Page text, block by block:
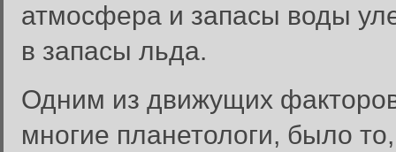
атмосфера и запасы воды
в запасы льда.
Одним из движущих факторов
многие планетологи, было